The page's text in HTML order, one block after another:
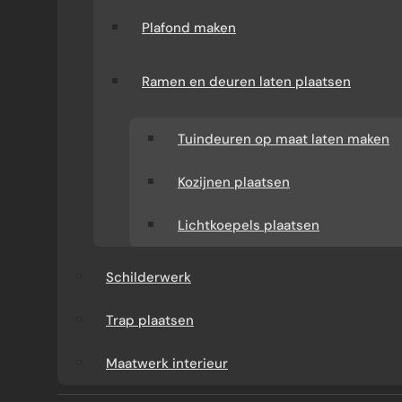
Plafond maken
Ramen en deuren laten plaatsen
Tuindeuren op maat laten maken
Kozijnen plaatsen
Lichtkoepels plaatsen
Schilderwerk
Trap plaatsen
Maatwerk interieur
worden ingericht als slaapkamer of werkkamer.
extra kamers nodig hebben zonder een dure
HET BOUWPROCES VAN DE TUSSENWAND